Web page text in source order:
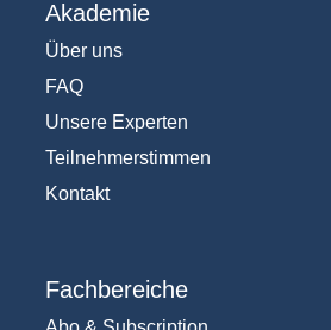
Akademie
Über uns
FAQ
Unsere Experten
Teilnehmerstimmen
Kontakt
Fachbereiche